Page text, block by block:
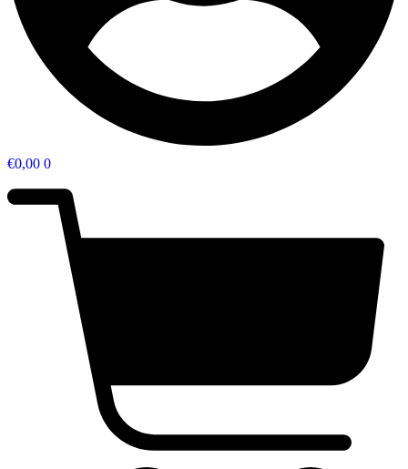
€0,00 0